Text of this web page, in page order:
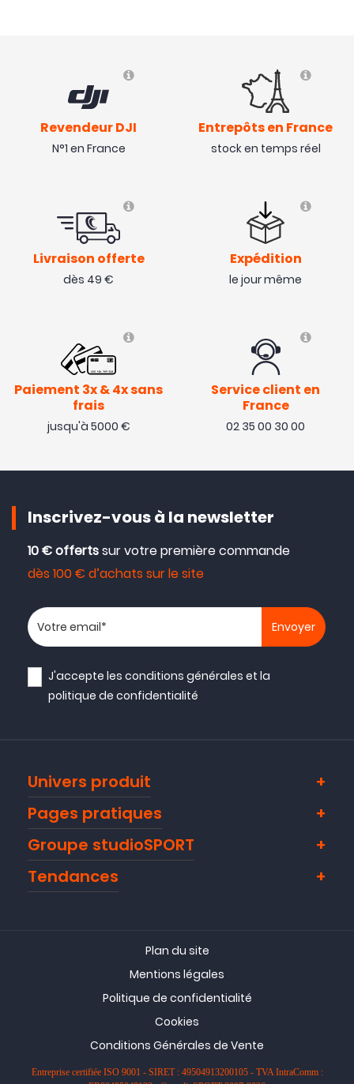
Revendeur DJI
N°1 en France
Entrepôts en France
stock en temps réel
Livraison offerte
dès 49 €
Expédition
le jour même
Paiement 3x & 4x sans
frais
jusqu'à 5000 €
Service client en
France
02 35 00 30 00
Inscrivez-vous à la newsletter
10 € offertssur votre première commande
dès 100 € d’achats sur le site
Votre adresse email
J'accepte lesconditions générales et la
politique de confidentialité
Univers produit
Pages pratiques
Groupe studioSPORT
Tendances
Plan du site
Mentions légales
Politique de confidentialité
Cookies
Conditions Générales de Vente
Entreprise certifiée ISO 9001 - SIRET : 49504913200105 - TVA IntraComm :